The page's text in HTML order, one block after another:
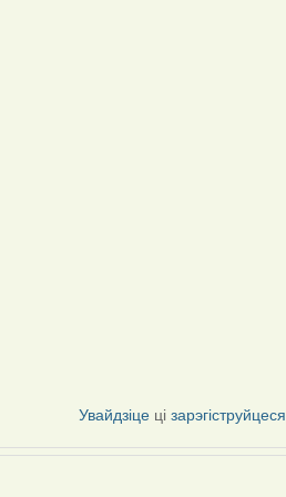
Увайдзіце цізарэгіструйцеся